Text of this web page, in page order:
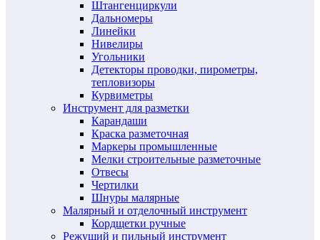
Штангенциркули
Дальномеры
Линейки
Нивелиры
Угольники
Детекторы проводки, пирометры,
тепловизоры
Курвиметры
Инструмент для разметки
Карандаши
Краска разметочная
Маркеры промышленные
Мелки строительные разметочные
Отвесы
Чертилки
Шнуры малярные
Малярный и отделочный инструмент
Кордщетки ручные
Режущий и пильный инструмент